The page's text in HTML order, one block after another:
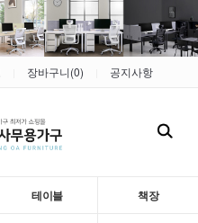
장바구니(0) 공지사항
테이블 책장